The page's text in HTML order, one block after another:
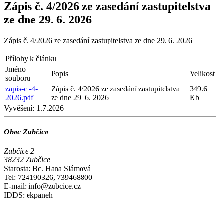
Zápis č. 4/2026 ze zasedání zastupitelstva
ze dne 29. 6. 2026
Zápis č. 4/2026 ze zasedání zastupitelstva ze dne 29. 6. 2026
Přílohy k článku
Jméno
souboru
Popis
Velikost
zapis-c.-4-
2026.pdf
Zápis č. 4/2026 ze zasedání zastupitelstva
ze dne 29. 6. 2026
349.6
Kb
Vyvěšení: 1.7.2026
Obec Zubčice
Zubčice 2
38232 Zubčice
Starosta: Bc. Hana Slámová
Tel: 724190326, 739468800
E-mail: info@zubcice.cz
IDDS: ekpaneh